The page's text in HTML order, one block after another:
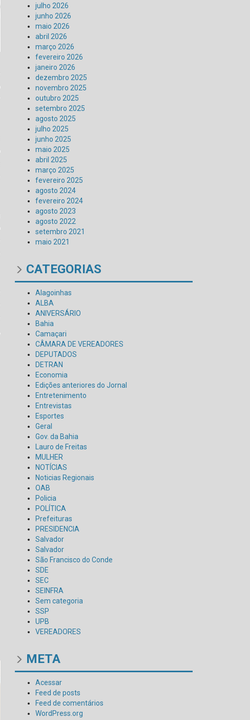
julho 2026
junho 2026
maio 2026
abril 2026
março 2026
fevereiro 2026
janeiro 2026
dezembro 2025
novembro 2025
outubro 2025
setembro 2025
agosto 2025
julho 2025
junho 2025
maio 2025
abril 2025
março 2025
fevereiro 2025
agosto 2024
fevereiro 2024
agosto 2023
agosto 2022
setembro 2021
maio 2021
CATEGORIAS
Alagoinhas
ALBA
ANIVERSÁRIO
Bahia
Camaçari
CÂMARA DE VEREADORES
DEPUTADOS
DETRAN
Economia
Edições anteriores do Jornal
Entretenimento
Entrevistas
Esportes
Geral
Gov. da Bahia
Lauro de Freitas
MULHER
NOTÍCIAS
Noticias Regionais
OAB
Policia
POLÍTICA
Prefeituras
PRESIDENCIA
Salvador
Salvador
São Francisco do Conde
SDE
SEC
SEINFRA
Sem categoria
SSP
UPB
VEREADORES
META
Acessar
Feed de posts
Feed de comentários
WordPress.org